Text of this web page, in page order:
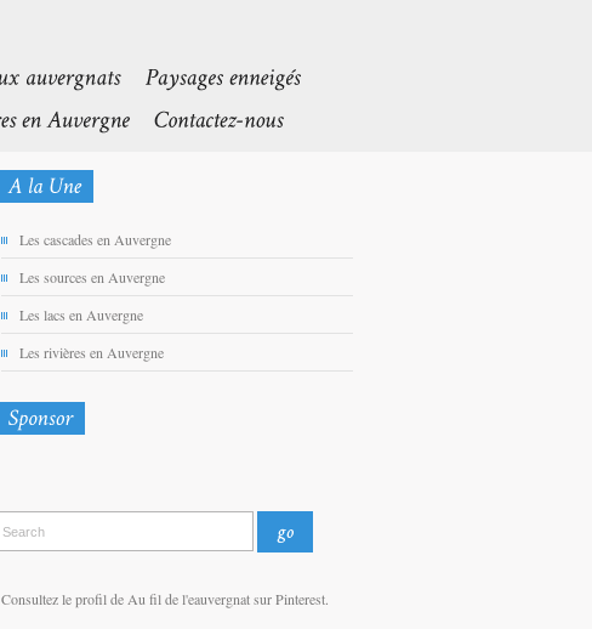
Les cascades en Auvergne
Les sources en Auvergne
Les lacs en Auvergne
Les rivières en Auvergne
Consultez le profil de Au fil de l'eauvergnat sur Pinterest.